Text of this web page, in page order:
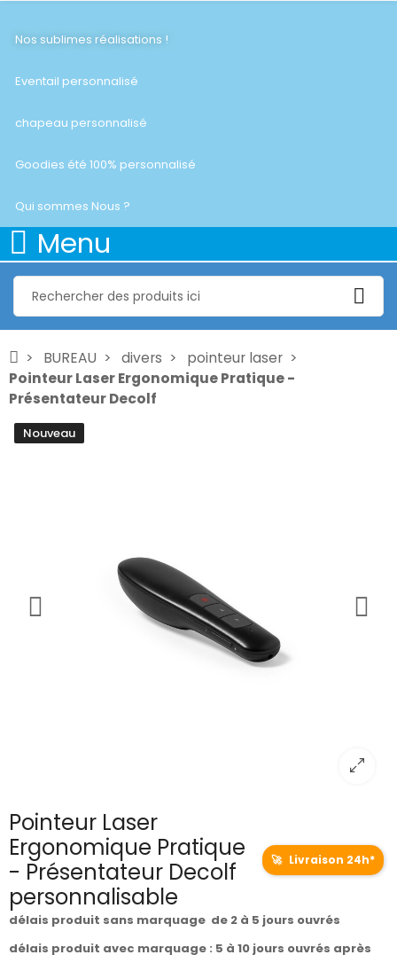
Nos sublimes réalisations !
Eventail personnalisé
chapeau personnalisé
Goodies été 100% personnalisé
Qui sommes Nous ?
Menu
BUREAU divers
pointeur laser
Pointeur Laser Ergonomique Pratique -
Présentateur Decolf
Nouveau
Pointeur Laser
Ergonomique Pratique
- Présentateur Decolf
personnalisable
🚀 Livraison 24h*
délais produit sans marquage de 2 à 5 jours ouvrés
délais produit avec marquage : 5 à 10 jours ouvrés après